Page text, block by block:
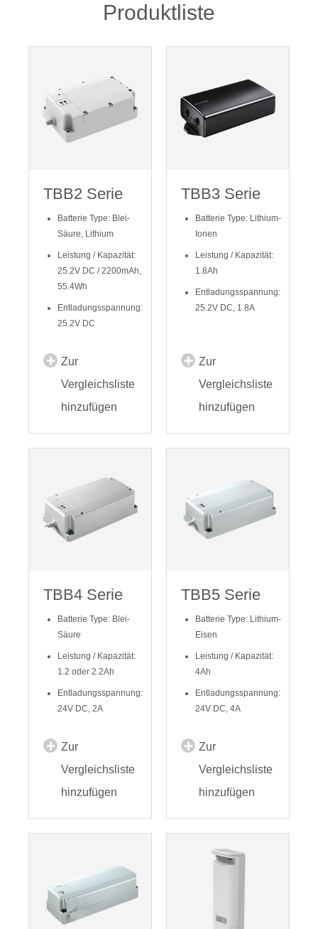
Produktliste
TBB2 Serie
Batterie Type: Blei-
Säure, Lithium
Leistung / Kapazität:
25.2V DC / 2200mAh,
55.4Wh
Entladungsspannung:
25.2V DC
Zur
Vergleichsliste
hinzufügen
TBB3 Serie
Batterie Type: Lithium-
Ionen
Leistung / Kapazität:
1.8Ah
Entladungsspannung:
25.2V DC, 1.8A
Zur
Vergleichsliste
hinzufügen
TBB4 Serie
Batterie Type: Blei-
Säure
Leistung / Kapazität:
1.2 oder 2.2Ah
Entladungsspannung:
24V DC, 2A
Zur
Vergleichsliste
hinzufügen
TBB5 Serie
Batterie Type: Lithium-
Eisen
Leistung / Kapazität:
4Ah
Entladungsspannung:
24V DC, 4A
Zur
Vergleichsliste
hinzufügen